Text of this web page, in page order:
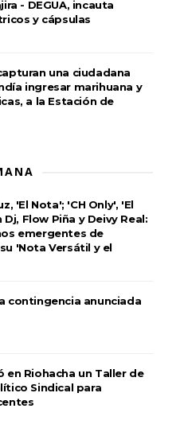
- DEGUA, incauta
y cápsulas
una ciudadana
ingresar marihuana y
a la Estación de
'El Nota'; 'CH Only', 'El
Flow Piña y Deivy Real:
emergentes de
'Nota Versátil y el
contingencia anunciada
en Riohacha un Taller de
Sindical para